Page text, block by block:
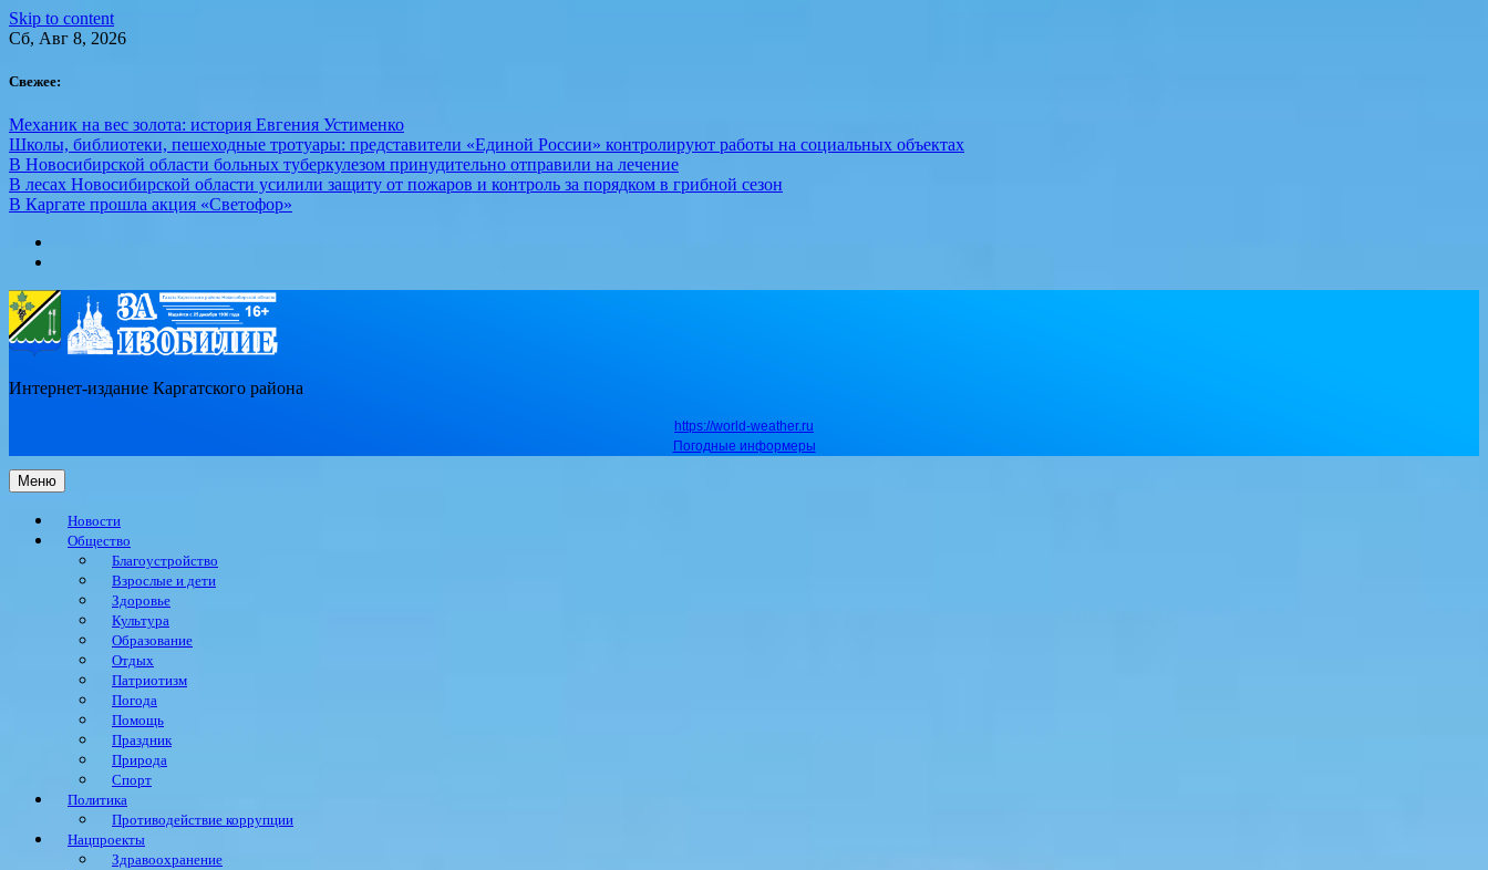
Skip to content
Сб, Авг 8, 2026
Свежее:
Механик на вес золота: история Евгения Устименко
Школы, библиотеки, пешеходные тротуары: представители «Единой России» контролируют работы на социальных объектах
В Новосибирской области больных туберкулезом принудительно отправили на лечение
В лесах Новосибирской области усилили защиту от пожаров и контроль за порядком в грибной сезон
В Каргате прошла акция «Светофор»
Интернет-издание Каргатского района
https://world-weather.ru
Погодные информеры
Меню
Новости
Общество
Благоустройство
Взрослые и дети
Здоровье
Культура
Образование
Отдых
Патриотизм
Погода
Помощь
Праздник
Природа
Спорт
Политика
Противодействие коррупции
Нацпроекты
Здравоохранение